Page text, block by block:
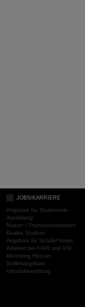
JOBS/KARRIERE
Angebote für Studierende
Ausbildung
Master / Promotionsarbeiten
Duales Studium
Angebote für Schüler*innen
Arbeiten bei FAIR und GSI
Mentoring Hessen
Stellenangebote
Initiativbewerbung